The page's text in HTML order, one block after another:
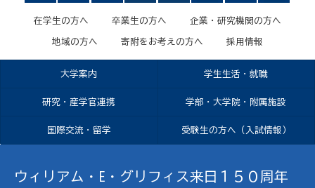
在学生の方へ 卒業生の方へ 企業・研究機関の方へ
地域の方へ 寄附をお考えの方へ 採用情報
大学案内 学生生活・就職
研究・産学官連携 学部・大学院・附属施設
国際交流・留学 受験生の方へ（入試情報）
ウィリアム・E・グリフィス来日１５０周年